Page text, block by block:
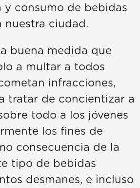
y consumo de bebidas
nuestra ciudad.
buena medida que
a multar a todos
infracciones,
tratar de concientizar a
todo a los jóvenes
los fines de
consecuencia de la
tipo de bebidas
desmanes, e incluso